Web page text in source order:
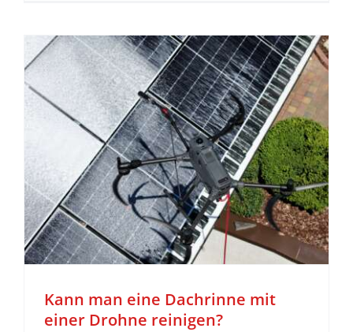
Kann man eine Dachrinne mit
einer Drohne reinigen?